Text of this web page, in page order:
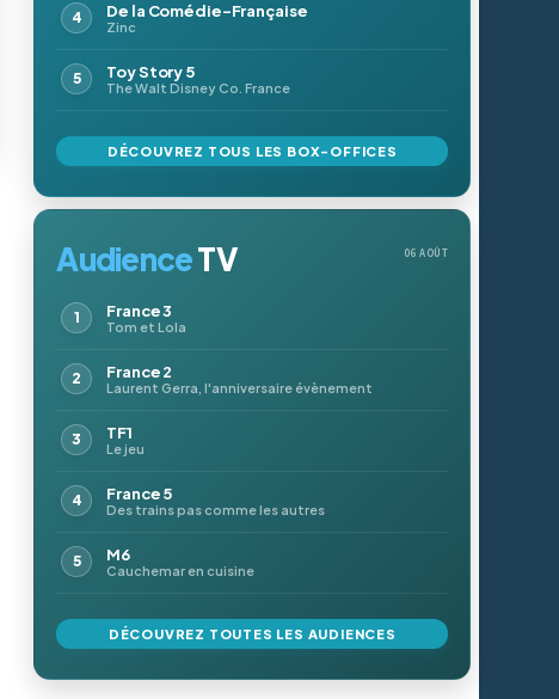
De la Comédie-Française
Zinc
Toy Story 5
The Walt Disney Co. France
DÉCOUVREZ TOUS LES BOX-OFFICES
AudienceTV 06 AOÛT
France 3
Tom et Lola
France 2
Laurent Gerra, l'anniversaire évènement
TF1
Le jeu
France 5
Des trains pas comme les autres
M6
Cauchemar en cuisine
DÉCOUVREZ TOUTES LES AUDIENCES